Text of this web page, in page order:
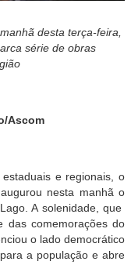
desta terça-feira,
série de obras
Ascom
e regionais, o
nesta manhã o
A solenidade, que
das comemorações do
o lado democrático
a população e abre